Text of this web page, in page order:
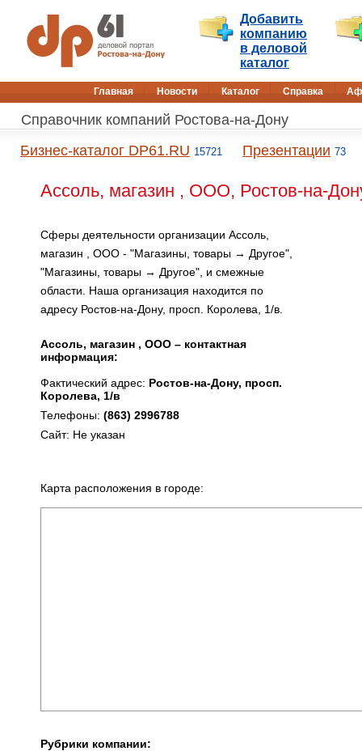
Добавить
компанию
в деловой
каталог
Главная Новости Каталог Справка
Справочник компаний Ростова-на-Дону
Бизнес-каталог DP61.RU 15721 Презентации 73
Ассоль, магазин , ООО, Ростов-на-
Сферы деятельности организации Ассоль,
магазин , ООО - "Магазины, товары → Другое",
"Магазины, товары → Другое", и смежные
области. Наша организация находится по
адресу Ростов-на-Дону, просп. Королева, 1/в.
Ассоль, магазин , ООО – контактная
информация:
Фактический адрес: Ростов-на-Дону, просп.
Королева, 1/в
Телефоны: (863) 2996788
Сайт: Не указан
Карта расположения в городе:
Рубрики компании: